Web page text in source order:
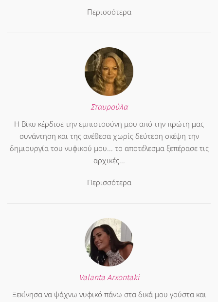
Περισσότερα
Σταυρούλα
Η Βίκυ κέρδισε την εμπιστοσύνη μου από την πρώτη μας
συνάντηση και της ανέθεσα χωρίς δεύτερη σκέψη την
δημιουργία του νυφικού μου... το αποτέλεσμα ξεπέρασε τις
αρχικές...
Περισσότερα
Valanta Arxontaki
Ξεκίνησα να ψάχνω νυφικό πάνω στα δικά μου γούστα και